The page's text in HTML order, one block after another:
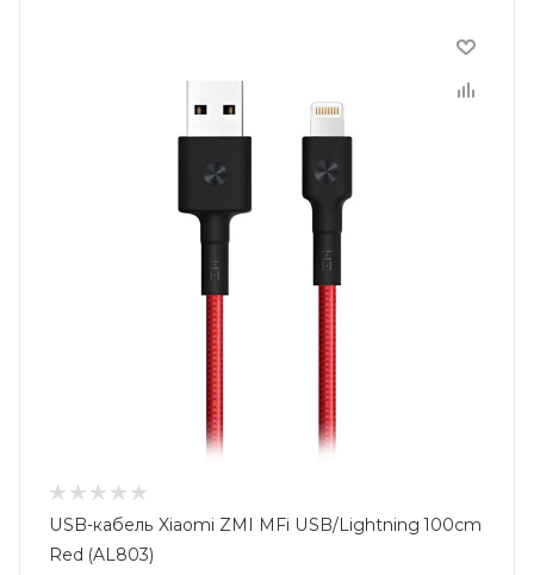
USB-кабель Xiaomi ZMI MFi USB/Lightning 100cm
Red (AL803)